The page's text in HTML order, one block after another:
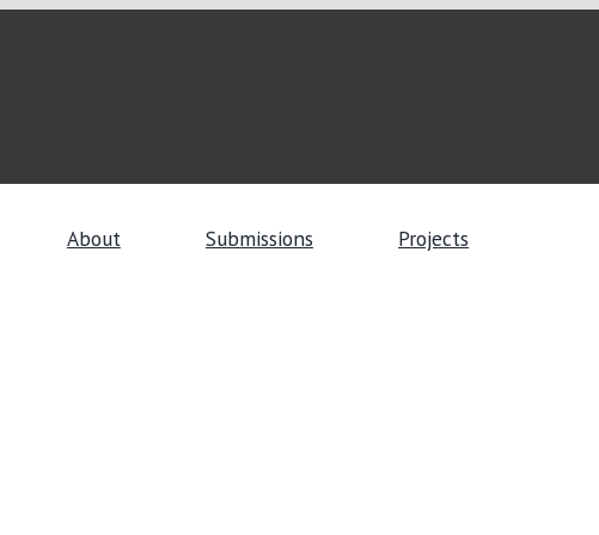
About Submissions Projects